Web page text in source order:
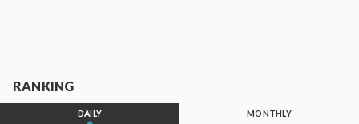
RANKING
DAILY MONTHLY